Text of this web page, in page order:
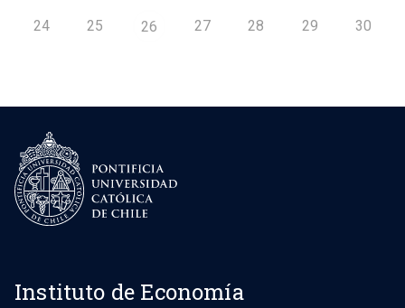
24 25 26 27 28 29 30
Instituto de Economía